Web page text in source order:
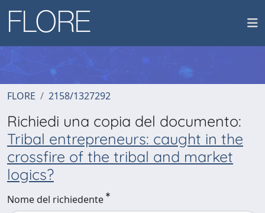
FLORE 2158/1327292
Richiedi una copia del documento:
Tribal entrepreneurs: caught in the
crossfire of the tribal and market
logics?
Nome del richiedente